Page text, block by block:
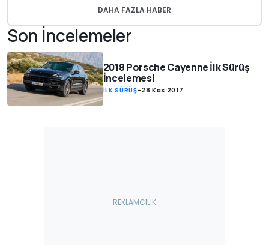
DAHA FAZLA HABER
Son İncelemeler
2018 Porsche Cayenne İlk Sürüş
İncelemesi
İLK SÜRÜŞ-28 Kas 2017